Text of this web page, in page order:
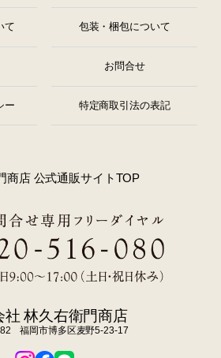
て 包装・梱包について
お問合せ
ー 特定商取引法の表記
商店 公式通販サイトTOP
社 林久右衛門商店
福岡市博多区麦野5-23-17